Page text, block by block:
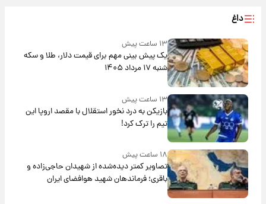
داغ
۱۳ ساعت پیش
یک پیش ‌بینی مهم برای قیمت دلار، طلا و سکه
شنبه ۱۷ مرداد ۱۴۰۵
۱۳ ساعت پیش
بازیکن به درد نخور استقلال با مقصد اروپا این
تیم را ترک کرد!
۱۸ ساعت پیش
تصاویر کمتر دیده‌شده از شهیدان حاجی‌زاده و
باقری؛ فرماندهان شهید هوافضای ایران